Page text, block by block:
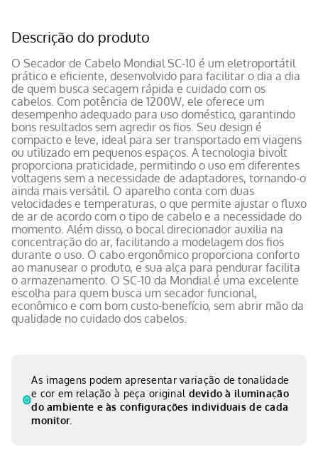
Descrição do produto
O Secador de Cabelo Mondial SC-10 é um eletroportátil
prático e eficiente, desenvolvido para facilitar o dia a dia
de quem busca secagem rápida e cuidado com os
cabelos. Com potência de 1200W, ele oferece um
desempenho adequado para uso doméstico, garantindo
bons resultados sem agredir os fios. Seu design é
compacto e leve, ideal para ser transportado em viagens
ou utilizado em pequenos espaços. A tecnologia bivolt
proporciona praticidade, permitindo o uso em diferentes
voltagens sem a necessidade de adaptadores, tornando-o
ainda mais versátil. O aparelho conta com duas
velocidades e temperaturas, o que permite ajustar o fluxo
de ar de acordo com o tipo de cabelo e a necessidade do
momento. Além disso, o bocal direcionador auxilia na
concentração do ar, facilitando a modelagem dos fios
durante o uso. O cabo ergonômico proporciona conforto
ao manusear o produto, e sua alça para pendurar facilita
o armazenamento. O SC-10 da Mondial é uma excelente
escolha para quem busca um secador funcional,
econômico e com bom custo-benefício, sem abrir mão da
qualidade no cuidado dos cabelos.
As imagens podem apresentar variação de tonalidade
e cor em relação à peça original devido à iluminação
do ambiente e às configurações individuais de cada
monitor.